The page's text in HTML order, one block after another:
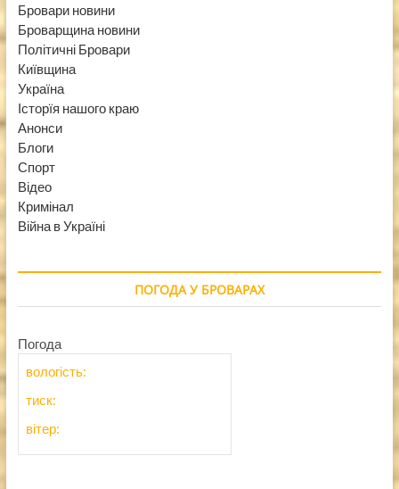
Бровари новини
Броварщина новини
Політичні Бровари
Київщина
Україна
Історїя нашого краю
Анонси
Блоги
Спорт
Відео
Кримінал
Війна в Україні
ПОГОДА У БРОВАРАХ
Погода
вологість:
тиск:
вітер: